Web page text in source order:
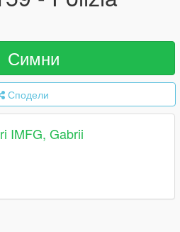
Симни
Сподели
IMFG, Gabrii